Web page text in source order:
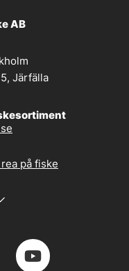
AB
Järfälla
på fiske